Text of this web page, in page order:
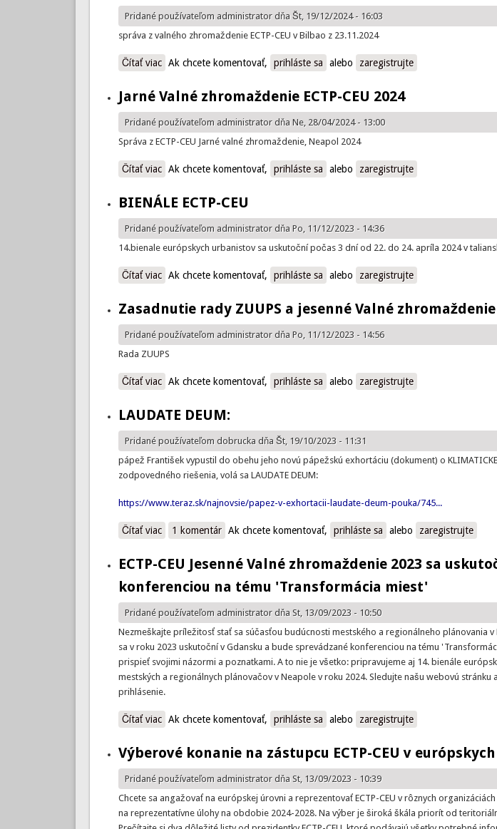
Pridané používateľom administratordňa Št, 19/12/2024 - 16:03
správa z valného zhromaždenie ECTP-CEU v Bilbao z 23.11.2024
Čítať viaco Jesenné valné zhromaždenie ECTP-CEU 2024
Ak chcete komentovať, prihláste sa alebo zaregistrujte
Jarné Valné zhromaždenie ECTP-CEU 2024
Pridané používateľom administratordňa Ne, 28/04/2024 - 13:00
Správa z ECTP-CEU Jarné valné zhromaždenie, Neapol 2024
Čítať viaco Jarné Valné zhromaždenie ECTP-CEU 2024
Ak chcete komentovať, prihláste sa alebo zaregistrujte
BIENÁLE ECTP-CEU
Pridané používateľom administratordňa Po, 11/12/2023 - 14:36
14.bienale európskych urbanistov sa uskutoční počas 3 dní od 22. do 24. apríla 2024 v
Čítať viaco BIENÁLE ECTP-CEU
Ak chcete komentovať, prihláste sa alebo zaregistrujte
Zasadnutie rady ZUUPS a jesenné Valné zhromaždenie
Pridané používateľom administratordňa Po, 11/12/2023 - 14:56
Rada ZUUPS
Čítať viaco Zasadnutie rady ZUUPS a jesenné Valné zhromaždenie ECTP-CEU 2023
Ak chcete komentovať, prihláste sa alebo zaregistrujte
LAUDATE DEUM:
Pridané používateľom dobruckadňa Št, 19/10/2023 - 11:31
pápež František vypustil do obehu jeho novú pápežskú exhortáciu (dokument) o KLIMATICKEJ
zodpovedného riešenia, volá sa LAUDATE DEUM:
https://www.teraz.sk/najnovsie/papez-v-exhortacii-laudate-deum-pouka/745...
Čítať viaco LAUDATE DEUM:
1 komentár Ak chcete komentovať, prihláste sa alebo zaregistrujte
ECTP-CEU Jesenné Valné zhromaždenie 2023 sa
konferenciou na tému 'Transformácia miest'
Pridané používateľom administratordňa St, 13/09/2023 - 10:50
Nezmeškajte príležitosť stať sa súčasťou budúcnosti mestského a regionálneho plánovania v
sa v roku 2023 uskutoční v Gdansku a bude sprevádzané konferenciou na tému
prispieť svojimi názormi a poznatkami. A to nie je všetko: pripravujeme aj 14. bienále
mestských a regionálnych plánovačov v Neapole v roku 2024. Sledujte našu webovú
prihlásenie.
Čítať viaco ECTP-CEU Jesenné Valné zhromaždenie 2023 sa uskutoční v Gdansku
Ak chcete komentovať, prihláste sa alebo zaregistrujte
Výberové konanie na zástupcu ECTP-CEU v
Pridané používateľom administratordňa St, 13/09/2023 - 10:39
Chcete sa angažovať na európskej úrovni a reprezentovať ECTP-CEU v rôznych
na reprezentatívne úlohy na obdobie 2024-2028. Na výber je široká škála priorít od